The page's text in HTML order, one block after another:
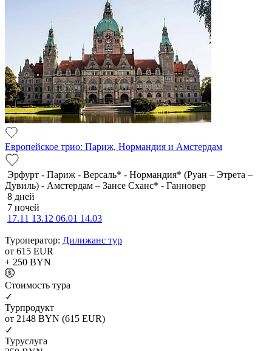
Европейское трио: Париж, Нормандия и Амстердам
Эрфурт - Париж - Версаль* - Нормандия* (Руан – Этрета –
Дувиль) - Амстердам – Зансе Сханс* - Ганновер
8 дней
7 ночей
17.11 13.12 06.01 14.03
Туроператор: Дилижанс тур
от 615 EUR
+ 250 BYN
Cтоимость тура
✓
Турпродукт
от 2148 BYN (615 EUR)
✓
Туруслуга